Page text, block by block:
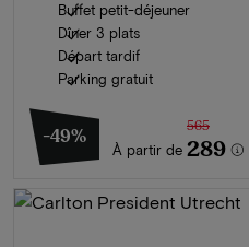
Buffet petit-déjeuner
Dîner 3 plats
Départ tardif
Parking gratuit
-49%
À partir de
565
289